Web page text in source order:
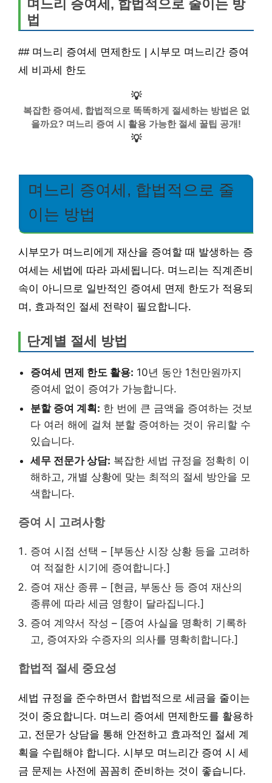
며느리 증여세, 합법적으로 줄이는 방
법
## 며느리 증여세 면제한도 | 시부모 며느리간 증여
세 비과세 한도
💡
복잡한 증여세, 합법적으로 똑똑하게 절세하는 방법은 없
을까요? 며느리 증여 시 활용 가능한 절세 꿀팁 공개!
💡
며느리 증여세, 합법적으로 줄
이는 방법
시부모가 며느리에게 재산을 증여할 때 발생하는 증
여세는 세법에 따라 과세됩니다. 며느리는 직계존비
속이 아니므로 일반적인 증여세 면제 한도가 적용되
며, 효과적인 절세 전략이 필요합니다.
단계별 절세 방법
증여세 면제 한도 활용: 10년 동안 1천만원까지
증여세 없이 증여가 가능합니다.
분할 증여 계획: 한 번에 큰 금액을 증여하는 것보
다 여러 해에 걸쳐 분할 증여하는 것이 유리할 수
있습니다.
세무 전문가 상담: 복잡한 세법 규정을 정확히 이
해하고, 개별 상황에 맞는 최적의 절세 방안을 모
색합니다.
증여 시 고려사항
증여 시점 선택 – [부동산 시장 상황 등을 고려하
여 적절한 시기에 증여합니다.]
증여 재산 종류 – [현금, 부동산 등 증여 재산의
종류에 따라 세금 영향이 달라집니다.]
증여 계약서 작성 – [증여 사실을 명확히 기록하
고, 증여자와 수증자의 의사를 명확히합니다.]
합법적 절세 중요성
세법 규정을 준수하면서 합법적으로 세금을 줄이는
것이 중요합니다. 며느리 증여세 면제한도를 활용하
고, 전문가 상담을 통해 안전하고 효과적인 절세 계
획을 수립해야 합니다. 시부모 며느리간 증여 시 세
금 문제는 사전에 꼼꼼히 준비하는 것이 좋습니다.